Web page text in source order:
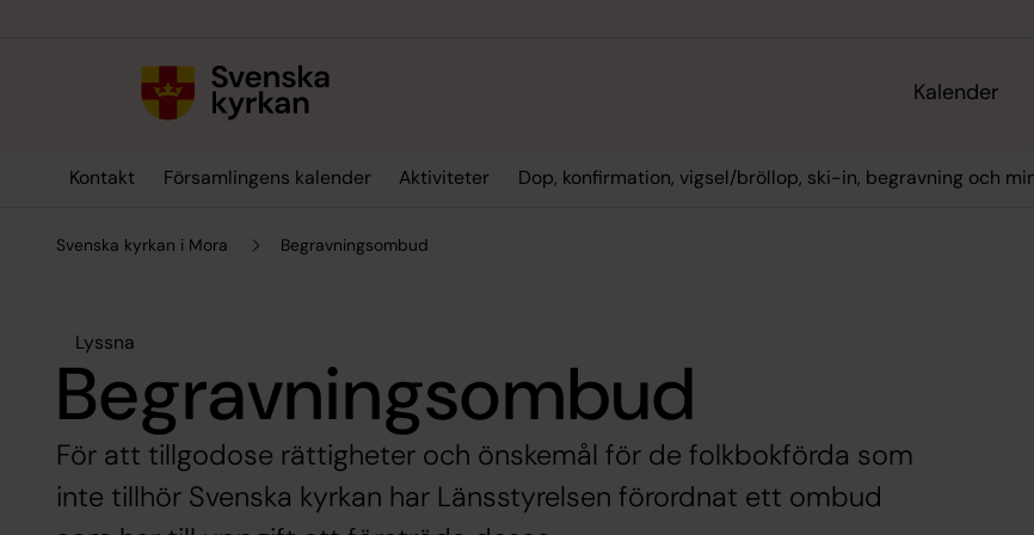
Kalender
Kontakt Församlingens kalender Aktiviteter Dop, konfirmation, vigsel/bröllop, ski-in, begravning och
Svenska kyrkan i Mora Begravningsombud
Lyssna
Begravningsombud
För att tillgodose rättigheter och önskemål för de folkbokförda som
inte tillhör Svenska kyrkan har Länsstyrelsen förordnat ett ombud